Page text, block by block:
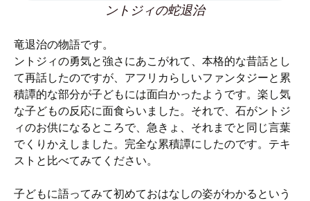
ントジィの蛇退治
竜退治の物語です。
ントジィの勇気と強さにあこがれて、本格的な昔話とし
て再話したのですが、アフリカらしいファンタジーと累
積譚的な部分が子どもには面白かったようです。楽し気
な子どもの反応に面食らいました。それで、石がントジ
ィのお供になるところで、急きょ、それまでと同じ言葉
でくりかえしました。完全な累積譚にしたのです。テキ
ストと比べてみてください。
子どもに語ってみて初めておはなしの姿がわかるという